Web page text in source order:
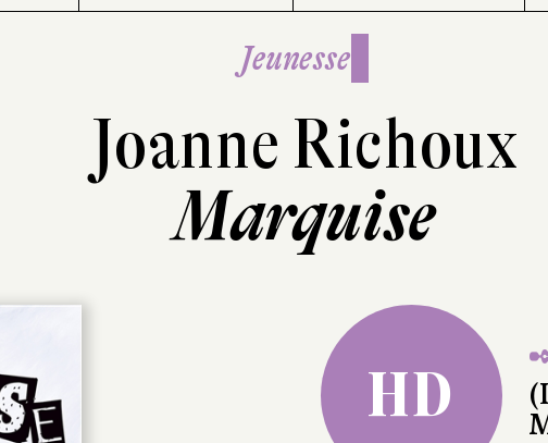
Jeunesse
Joanne Richoux
Marquise
HD